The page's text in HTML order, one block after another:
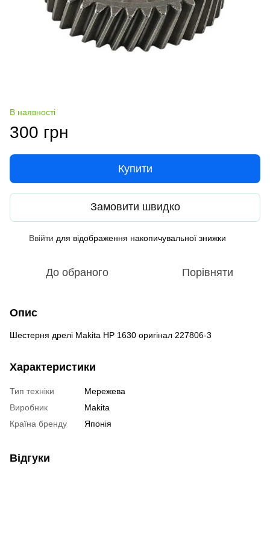
В наявності
300 грн
Купити
Замовити швидко
Ввійти для відображення накопичувальної знижки
До обраного Порівняти
Опис
Шестерня дрелі Makita HP 1630 оригінал 227806-3
Характеристики
Тип техніки
Мережева
Виробник
Makita
Країна бренду
Японія
Відгуки